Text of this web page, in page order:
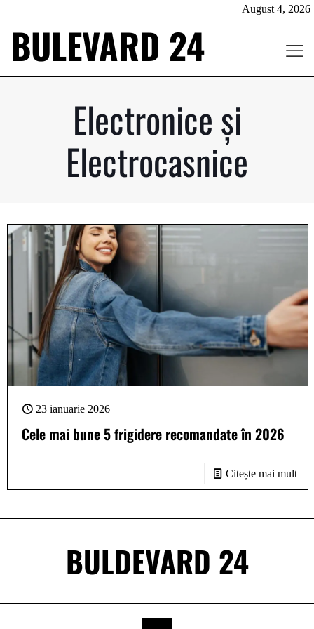
August 4, 2026
BULEVARD 24
Electronice și
Electrocasnice
23 ianuarie 2026
Cele mai bune 5 frigidere recomandate în 2026
Citește mai mult
BULDEVARD 24